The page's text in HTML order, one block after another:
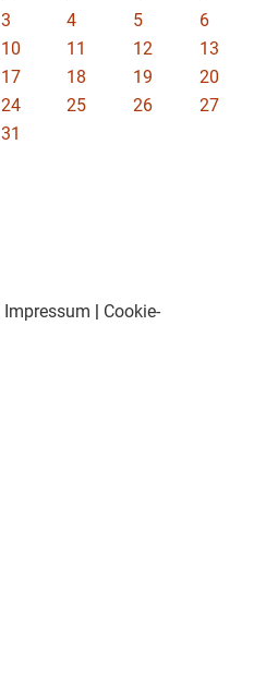
3 4 5
6
10 11 12
13
17 18 19
20
24 25 26
27
31
Impressum | Cookie-